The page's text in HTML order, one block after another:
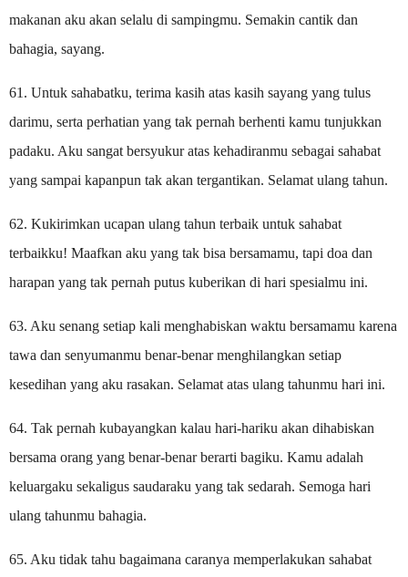
makanan aku akan selalu di sampingmu. Semakin cantik dan
bahagia, sayang.
61. Untuk sahabatku, terima kasih atas kasih sayang yang tulus
darimu, serta perhatian yang tak pernah berhenti kamu tunjukkan
padaku. Aku sangat bersyukur atas kehadiranmu sebagai sahabat
yang sampai kapanpun tak akan tergantikan. Selamat ulang tahun.
62. Kukirimkan ucapan ulang tahun terbaik untuk sahabat
terbaikku! Maafkan aku yang tak bisa bersamamu, tapi doa dan
harapan yang tak pernah putus kuberikan di hari spesialmu ini.
63. Aku senang setiap kali menghabiskan waktu bersamamu karena
tawa dan senyumanmu benar-benar menghilangkan setiap
kesedihan yang aku rasakan. Selamat atas ulang tahunmu hari ini.
64. Tak pernah kubayangkan kalau hari-hariku akan dihabiskan
bersama orang yang benar-benar berarti bagiku. Kamu adalah
keluargaku sekaligus saudaraku yang tak sedarah. Semoga hari
ulang tahunmu bahagia.
65. Aku tidak tahu bagaimana caranya memperlakukan sahabat